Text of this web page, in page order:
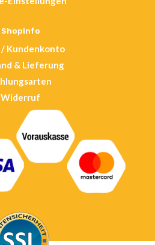
tab
Shopinfo
/ Kundenkonto
& Lieferung
Widerruf